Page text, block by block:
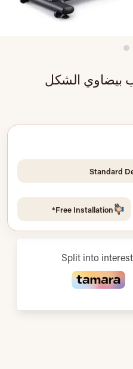
Standard
Free Installation*
Split into